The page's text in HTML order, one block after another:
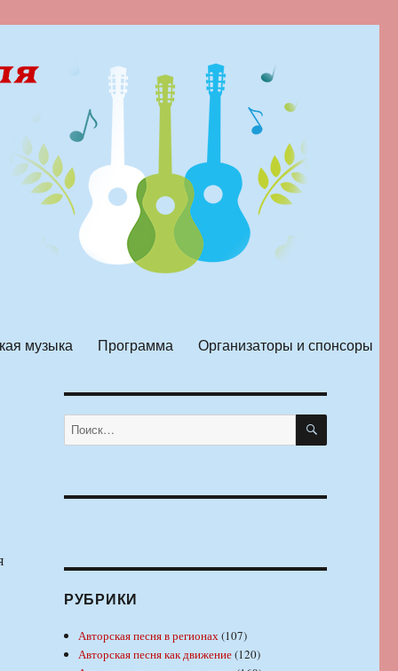
музыка Программа Организаторы и спонсоры
Искать: ПОИСК
РУБРИКИ
Авторская песня в регионах(107)
Авторская песня как движение(120)